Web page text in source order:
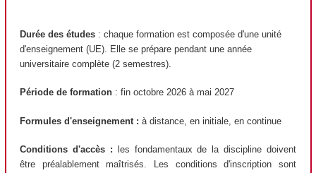
Durée des études : chaque formation est composée d'une unité
d'enseignement (UE). Elle se prépare pendant une année
universitaire complète (2 semestres).
Période de formation : fin octobre 2026 à mai 2027
Formules d'enseignement : à distance, en initiale, en continue
Conditions d'accès :
les fondamentaux de la discipline doivent
être préalablement maîtrisés. Les conditions d'inscription sont